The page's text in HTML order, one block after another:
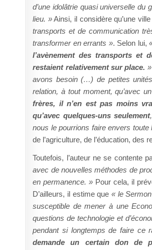
d’une idolâtrie quasi universelle
lieu. »Ainsi, il considère qu’une
transports et de communication
transformer en errants ». Selon lui,
l’avènement des transports et
restaient relativement sur place. »
avons besoin (…) de petites
relation, à tout moment, qu’avec
frères, il n’en est pas moins
qu’avec quelques-uns seulement
nous le pourrions faire envers toute
de l’agriculture, de l’éducation, des
Toutefois, l’auteur ne se contente
avec de nouvelles méthodes de
en permanence. » Pour cela, il
D’ailleurs, il estime que « le
susceptible de mener à une
questions de technologie et
pendant si longtemps de faire ce
demande un certain don de